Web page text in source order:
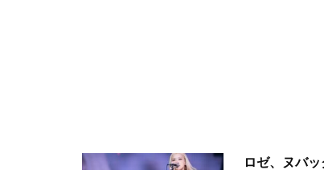
ロゼ、ヌバ